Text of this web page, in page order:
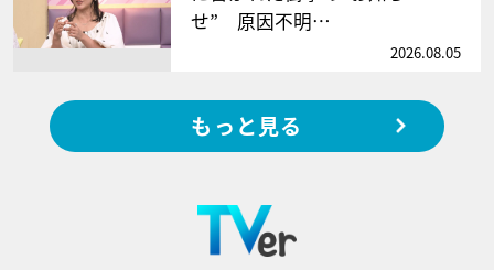
せ” 原因不明…
2026.08.05
もっと見る